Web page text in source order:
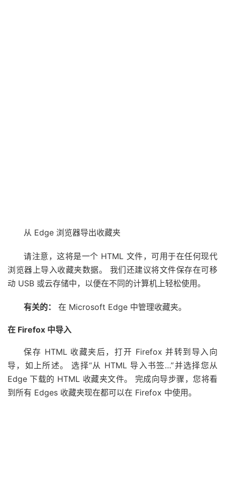
从 Edge 浏览器导出收藏夹
请注意，这将是一个 HTML 文件，可用于在任何现代
浏览器上导入收藏夹数据。 我们还建议将文件保存在可移
动 USB 或云存储中，以便在不同的计算机上轻松使用。
有关的： 在 Microsoft Edge 中管理收藏夹。
在 Firefox 中导入
保存 HTML 收藏夹后，打开 Firefox 并转到导入向
导，如上所述。 选择“从 HTML 导入书签…”并选择您从
Edge 下载的 HTML 收藏夹文件。 完成向导步骤，您将看
到所有 Edges 收藏夹现在都可以在 Firefox 中使用。